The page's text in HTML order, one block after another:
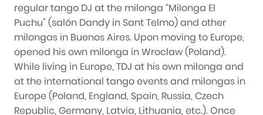
regular tango DJ at the milonga “Milonga El
Puchu” (salón Dandy in Sant Telmo) and other
milongas in Buenos Aires. Upon moving to Europe,
opened his own milonga in Wroclaw (Poland).
While living in Europe, TDJ at his own milonga and
at the international tango events and milongas in
Europe (Poland, England, Spain, Russia, Czech
Republic, Germany, Latvia, Lithuania, etc.). Once